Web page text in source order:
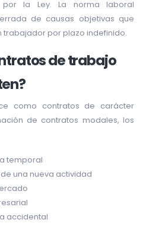
por la Ley. La norma laboral
de causas objetivas que
trabajador por plazo indefinido.
de trabajo
como contratos de carácter
de contratos modales, los
temporal
una nueva actividad
accidental